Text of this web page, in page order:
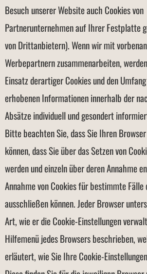
Besuch unserer Website auch Cookies von
Partnerunternehmen auf Ihrer Festplatte
von Drittanbietern). Wenn wir mit
Werbepartnern zusammenarbeiten,
Einsatz derartiger Cookies und den
erhobenen Informationen innerhalb der
Absätze individuell und gesondert
Bitte beachten Sie, dass Sie Ihren
können, dass Sie über das Setzen von
werden und einzeln über deren Annahme
Annahme von Cookies für bestimmte Fälle
ausschließen können. Jeder Browser
Art, wie er die Cookie-Einstellungen
Hilfemenü jedes Browsers beschrieben,
erläutert, wie Sie Ihre Cookie-